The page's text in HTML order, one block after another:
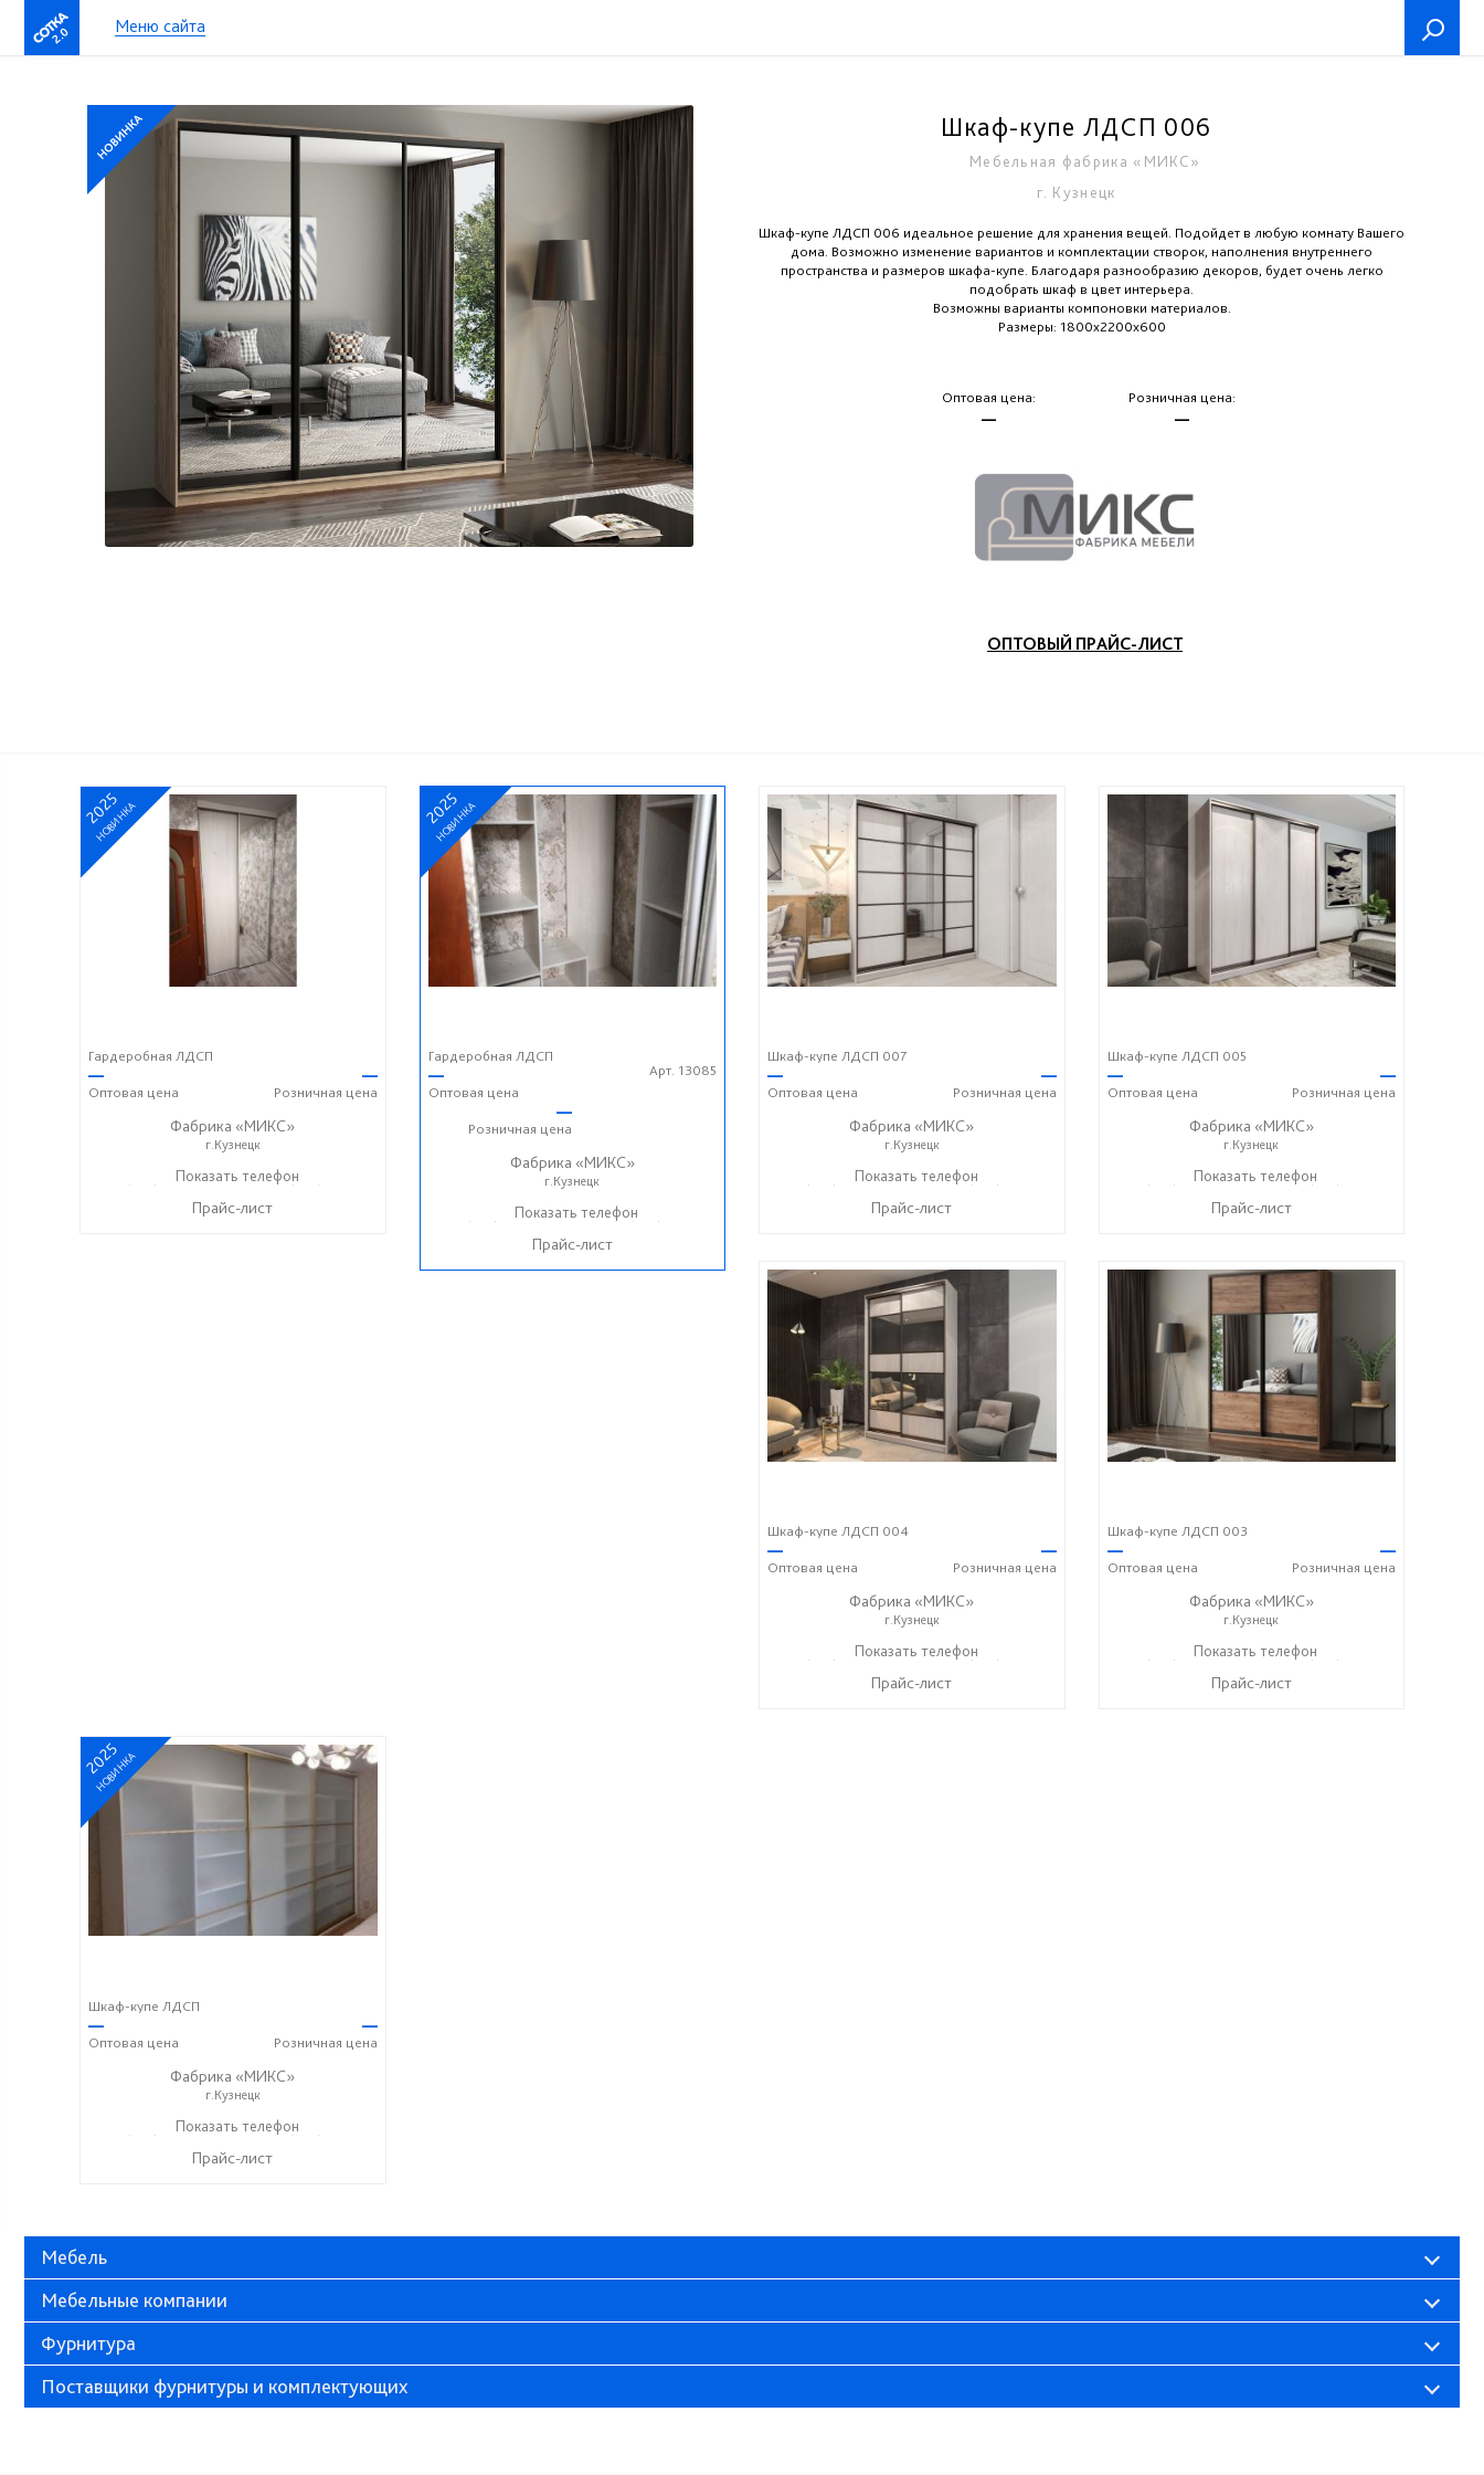
2.0 Меню сайта
Шкаф-купе ЛДСП 006
Мебельная фабрика «МИКС»
г. Кузнецк
Шкаф-купе ЛДСП 006 идеальное решение для хранения вещей. Подойдет в любую комнату Вашего
дома. Возможно изменение вариантов и комплектации створок, наполнения внутреннего
пространства и размеров шкафа-купе. Благодаря разнообразию декоров, будет очень легко
подобрать шкаф в цвет интерьера.
Возможны варианты компоновки материалов.
Размеры: 1800х2200х600
Оптовая цена:
—
Розничная цена:
—
ОПТОВЫЙ ПРАЙС-ЛИСТ
2025
НОВИНКА
Гардеробная ЛДСП
—
Оптовая цена
—
Розничная цена
Фабрика «МИКС»
г.Кузнецк
+7 (937) 423-36-37 ☎+7 (937) 428-44-55
Показать телефон
Прайс-лист
2025
НОВИНКА
Гардеробная ЛДСП
Арт. 13085
—
Оптовая цена
—
Розничная цена
Фабрика «МИКС»
г.Кузнецк
+7 (937) 423-36-37 ☎+7 (937) 428-44-55
Показать телефон
Прайс-лист
Шкаф-купе ЛДСП 007
—
Оптовая цена
—
Розничная цена
Фабрика «МИКС»
г.Кузнецк
+7 (937) 423-36-37 ☎+7 (937) 428-44-55
Показать телефон
Прайс-лист
Шкаф-купе ЛДСП 005
—
Оптовая цена
—
Розничная цена
Фабрика «МИКС»
г.Кузнецк
+7 (937) 423-36-37 ☎+7 (937) 428-44-55
Показать телефон
Прайс-лист
Шкаф-купе ЛДСП 004
—
Оптовая цена
—
Розничная цена
Фабрика «МИКС»
г.Кузнецк
+7 (937) 423-36-37 ☎+7 (937) 428-44-55
Показать телефон
Прайс-лист
Шкаф-купе ЛДСП 003
—
Оптовая цена
—
Розничная цена
Фабрика «МИКС»
г.Кузнецк
+7 (937) 423-36-37 ☎+7 (937) 428-44-55
Показать телефон
Прайс-лист
2025
НОВИНКА
Шкаф-купе ЛДСП
—
Оптовая цена
—
Розничная цена
Фабрика «МИКС»
г.Кузнецк
+7 (937) 423-36-37 ☎+7 (937) 428-44-55
Показать телефон
Прайс-лист
Мебель
Мебельные компании
Фурнитура
Поставщики фурнитуры и комплектующих